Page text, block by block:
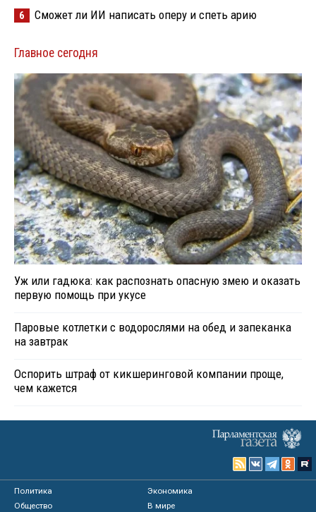
6 Сможет ли ИИ написать оперу и спеть арию
Главное сегодня
Уж или гадюка: как распознать опасную змею и оказать
первую помощь при укусе
Паровые котлетки с водорослями на обед и запеканка
на завтрак
Оспорить штраф от кикшеринговой компании проще,
чем кажется
Политика
Экономика
Общество
В мире